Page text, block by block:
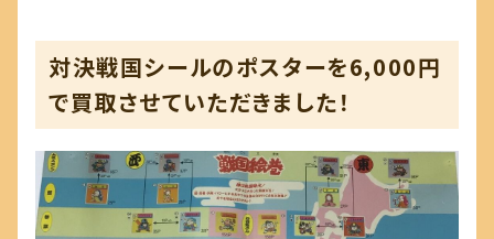
お問い合わせ
対決戦国シールのポスターを6,000円
で買取させていただきました！